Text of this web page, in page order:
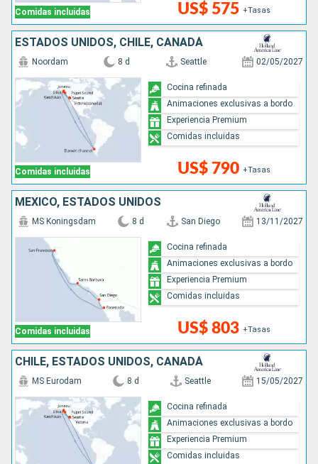
Comidas incluidas US$ 575 +Tasas
ESTADOS UNIDOS, CHILE, CANADÁ
Comidas incluidas
Noordam 8 d Seattle 02/05/2027
US$ 790 +Tasas
Cocina refinada
Animaciones exclusivas a bordo
Experiencia Premium
Comidas incluidas
MÉXICO, ESTADOS UNIDOS
Comidas incluidas
MS Koningsdam 8 d San Diego 13/11/2027
US$ 803 +Tasas
Cocina refinada
Animaciones exclusivas a bordo
Experiencia Premium
Comidas incluidas
CHILE, ESTADOS UNIDOS, CANADÁ
MS Eurodam 8 d Seattle 15/05/2027
Cocina refinada
Animaciones exclusivas a bordo
Experiencia Premium
Comidas incluidas